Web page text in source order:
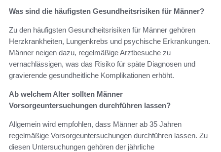
Was sind die häufigsten Gesundheitsrisiken für Männer?
Zu den häufigsten Gesundheitsrisiken für Männer gehören
Herzkrankheiten, Lungenkrebs und psychische Erkrankungen.
Männer neigen dazu, regelmäßige Arztbesuche zu
vernachlässigen, was das Risiko für späte Diagnosen und
gravierende gesundheitliche Komplikationen erhöht.
Ab welchem Alter sollten Männer
Vorsorgeuntersuchungen durchführen lassen?
Allgemein wird empfohlen, dass Männer ab 35 Jahren
regelmäßige Vorsorgeuntersuchungen durchführen lassen. Zu
diesen Untersuchungen gehören der jährliche